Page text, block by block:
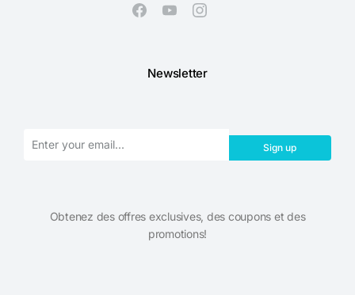
Newsletter
Sign up
Obtenez des offres exclusives, des coupons et des
promotions!​